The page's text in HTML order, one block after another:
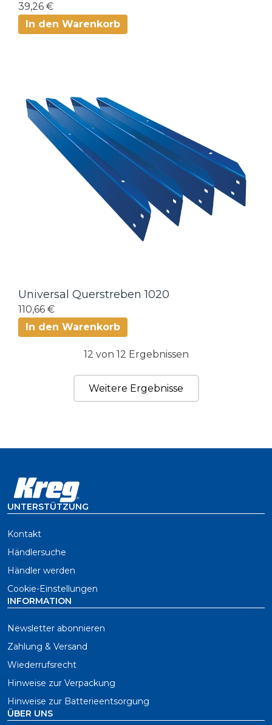
39,26 €
In den Warenkorb
Universal Querstreben 1020
110,66 €
In den Warenkorb
12 von 12 Ergebnissen
Weitere Ergebnisse
UNTERSTÜTZUNG
Kontakt
Händlersuche
Händler werden
Cookie-Einstellungen
INFORMATION
Newsletter abonnieren
Zahlung & Versand
Wiederrufsrecht
Hinweise zur Verpackung
Hinweise zur Batterieentsorgung
ÜBER UNS